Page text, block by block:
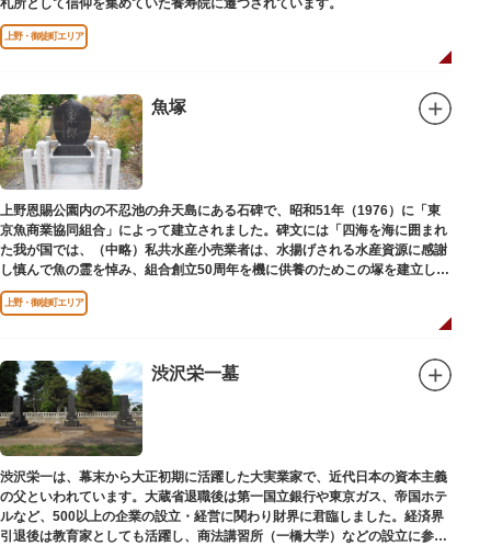
札所として信仰を集めていた養寿院に遷つされています。
上野・御徒町エリア
魚塚
上野恩賜公園内の不忍池の弁天島にある石碑で、昭和51年（1976）に「東
京魚商業協同組合」によって建立されました。碑文には「四海を海に囲まれ
た我が国では、（中略）私共水産小売業者は、水揚げされる水産資源に感謝
し慎んで魚の霊を悼み、組合創立50周年を機に供養のためこの塚を建立しま
す」とあります。
上野・御徒町エリア
渋沢栄一墓
渋沢栄一は、幕末から大正初期に活躍した大実業家で、近代日本の資本主義
の父といわれています。大蔵省退職後は第一国立銀行や東京ガス、帝国ホテ
ルなど、500以上の企業の設立・経営に関わり財界に君臨しました。経済界
引退後は教育家としても活躍し、商法講習所（一橋大学）などの設立に参画